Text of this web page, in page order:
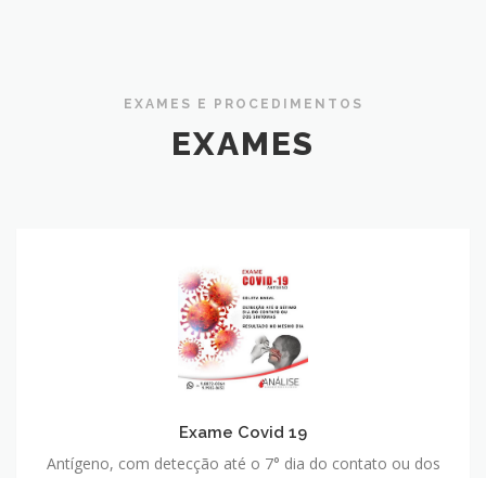
EXAMES E PROCEDIMENTOS
EXAMES
Exame Covid 19
Antígeno, com detecção até o 7° dia do contato ou dos